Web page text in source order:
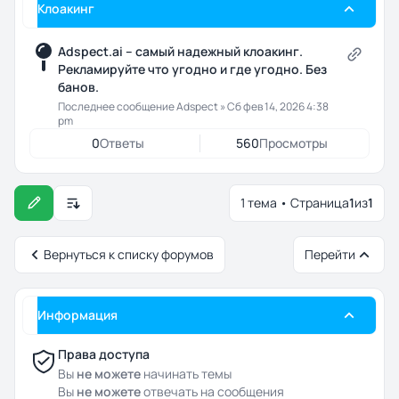
Клоакинг
Adspect.ai – самый надежный клоакинг.
Рекламируйте что угодно и где угодно. Без
банов.
Последнее сообщениеAdspect»Сб фев 14, 2026 4:38
pm
0Ответы 560Просмотры
Настройки отображения и сортировки1 тема • Страница1из1
Вернуться к списку форумов Перейти
Информация
Права доступа
Вы не можете начинать темы
Вы не можетеотвечать на сообщения